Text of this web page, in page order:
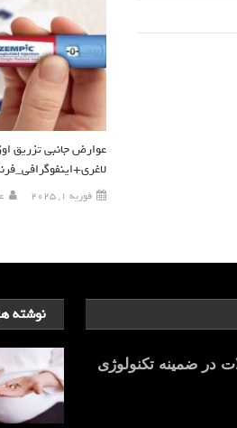
عوارض جانبی تزریق
فوریه 1, 2025
نوشته
در ضمینه تکنولوژی